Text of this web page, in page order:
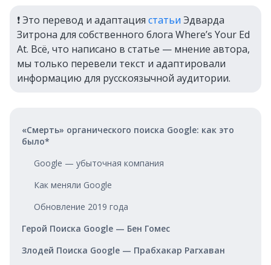
❗️ Это перевод и адаптация статьи Эдварда
Зитрона для собственного блога Where’s Your Ed
At. Всё, что написано в статье — мнение автора,
мы только перевели текст и адаптировали
информацию для русскоязычной аудитории.
«Смерть» органического поиска Google: как это
было*
Google — убыточная компания
Как меняли Google
Обновление 2019 года
Герой Поиска Google — Бен Гомес
Злодей Поиска Google — Прабхакар Рагхаван